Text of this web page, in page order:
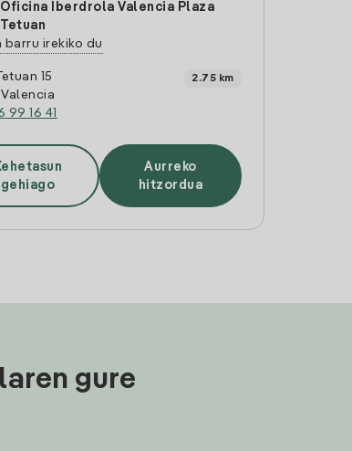
Oficina Iberdrola Valencia Plaza
Tetuan
barru irekiko du
15
99 16 41
2.75 km
gehiago
Aurreko
hitzordua
gure